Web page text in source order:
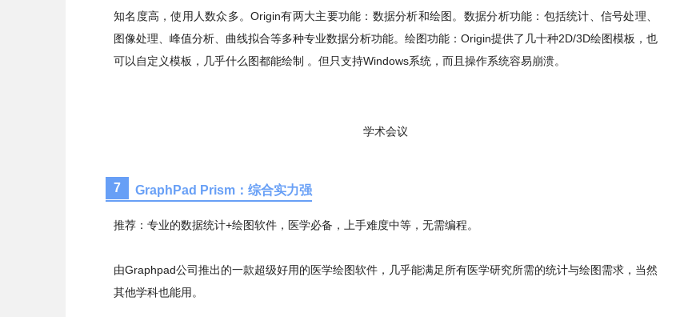
知名度高，使用人数众多。Origin有两大主要功能：数据分析和绘图。数据分析功能：包括统计、信号处理、
图像处理、峰值分析、曲线拟合等多种专业数据分析功能。绘图功能：Origin提供了几十种2D/3D绘图模板，也
可以自定义模板，几乎什么图都能绘制 。但只支持Windows系统，而且操作系统容易崩溃。
学术会议
7 GraphPad Prism：综合实力强
推荐：专业的数据统计+绘图软件，医学必备，上手难度中等，无需编程。
由Graphpad公司推出的一款超级好用的医学绘图软件，几乎能满足所有医学研究所需的统计与绘图需求，当然
其他学科也能用。